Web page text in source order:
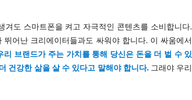
도 스마트폰을 켜고 자극적인 콘텐츠를 소비합니다.
어난 크리에이터들과도 싸워야 합니다. 이 싸움에서
리 브랜드가 주는 가치를 통해 당신은 돈을 더 벌 수 있
건강한 삶을 살 수 있다고 말해야 합니다. 그래야 우리